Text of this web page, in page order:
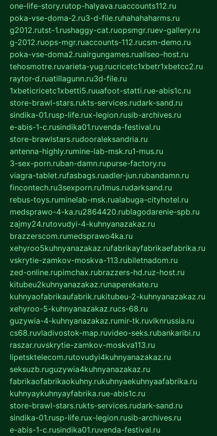
one-life-story.rutop-halyava.ruaccounts112.ru
poka-vse-doma-2.ru3-d-file.ruhahahaharms.ru
g2012.rutst-1.rushaggy-cat.ruopsmgr.ruev-gallery.ru
g-2012.ruops-mgr.ruaccounts-112.rucsm-demo.ru
poka-vse-doma2.ruairgungames.ruallseo-host.ru
tehosmotre.ruvarieta-yug.rucricetc1xbetr1xbetcc2.ru
raytor-d.ruatillagunn.ru3d-file.ru
1xbeticricetc1xbetti5.ruuafoot-statti.rue-abis1c.ru
store-brawl-stars.rukts-services.rudark-sand.ru
sindika-01.rusp-life.rux-legion.rusib-archives.ru
e-abis-1-c.rusindika01.ruvenda-festival.ru
store-brawlstars.rudooraleksandria.ru
antenna-highly.rumine-lab-msk.ru1-mus.ru
3-sex-porn.ruban-damn.rupurse-factory.ru
viagra-tablet.rufasbags.ruadler-jun.rubandamn.ru
fincontech.ru3sexporn.ru1mus.rudarksand.ru
rebus-toys.ruminelab-msk.rualabuga-cityhotel.ru
medsprawo-4-ka.ru2864420.rublagodarenie-spb.ru
zajmy24.rutovudyi-4-kuhnyanazakaz.ru
brazzerscom.rumedsprawo4ka.ru
xehyroo5kuhnyanazakaz.rufabrikayfabrikaefabrika.ru
vskrytie-zamkov-moskva-113.rubiletnadom.ru
zed-online.rupimchax.rubrazzers-hd.ruz-host.ru
kitubeu2kuhnyanazakaz.runaperekate.ru
kuhnyaofabrikaufabrik.rukitubeu-2-kuhnyanazakaz.ru
xehyroo-5-kuhnyanazakaz.rucs-68.ru
guzywia-4-kuhnyanazakaz.rumir-tk.ruvlknrussia.ru
cs68.ruvladivostok-map.ruvideo-seks.rubankaribi.ru
raszar.ruvskrytie-zamkov-moskva113.ru
lipetsktelecom.rutovudyi4kuhnyanazakaz.ru
seksuzb.ruguzywia4kuhnyanazakaz.ru
fabrikaofabrikaokuhny.rukuhnyaekuhnyaafabrika.ru
kuhnyaykuhnyayfabrika.rue-abis1c.ru
store-brawl-stars.rukts-services.rudark-sand.ru
sindika-01.rusp-life.rux-legion.rusib-archives.ru
e-abis-1-c.rusindika01.ruvenda-festival.ru